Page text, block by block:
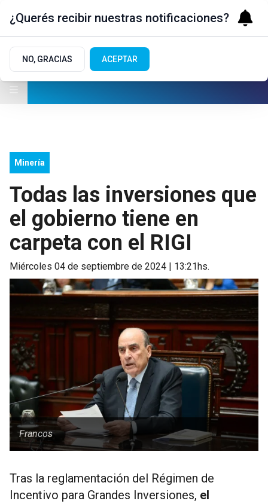
Minería
Todas las inversiones que
el gobierno tiene en
carpeta con el RIGI
miércoles 04 de septiembre de 2024 | 13:21hs.
Francos
Tras la reglamentación del Régimen de
Incentivo para Grandes Inversiones, el
¿Querés recibir nuestras notificaciones?
NO, GRACIAS ACEPTAR